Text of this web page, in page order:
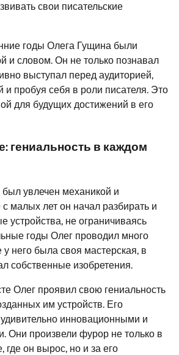
свои писательские
годы Олега Гущина были
и словом. Он не только познавал
выступал перед аудиторией,
и пробуя себя в роли писателя. Это
для будущих достижений в его
гениальность в каждом
увлечен механикой и
малых лет он начал разбирать и
устройства, не ограничиваясь
годы Олег проводил много
у него была своя мастерская, в
собственные изобретения.
Олег проявил свою гениальность
им устройств. Его
инновационными и
произвели фурор не только в
где он вырос, но и за его